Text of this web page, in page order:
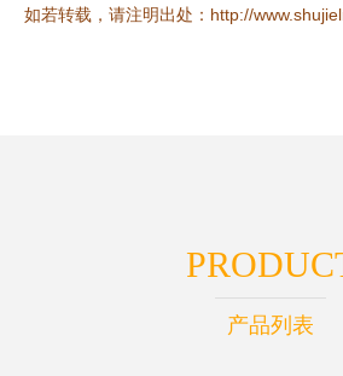
如若转载，请注明出处：http://
产品列表